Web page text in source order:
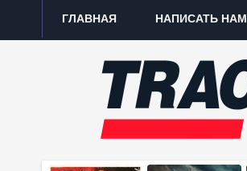
ГЛАВНАЯ НАПИСАТЬ НАМ